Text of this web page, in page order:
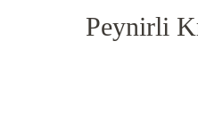
Peynirli